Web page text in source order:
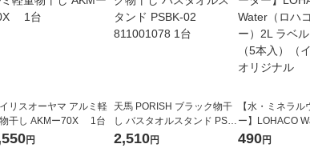
リスオーヤマ アルミ軽
干し AKMー70X 1台
円
天馬 PORISH ブラック物干
し バスタオルスタンド PSB
K-02 811001078 1台
2,510円
【水・ミネラル
ー】LOHACO
コウォーター）
490円